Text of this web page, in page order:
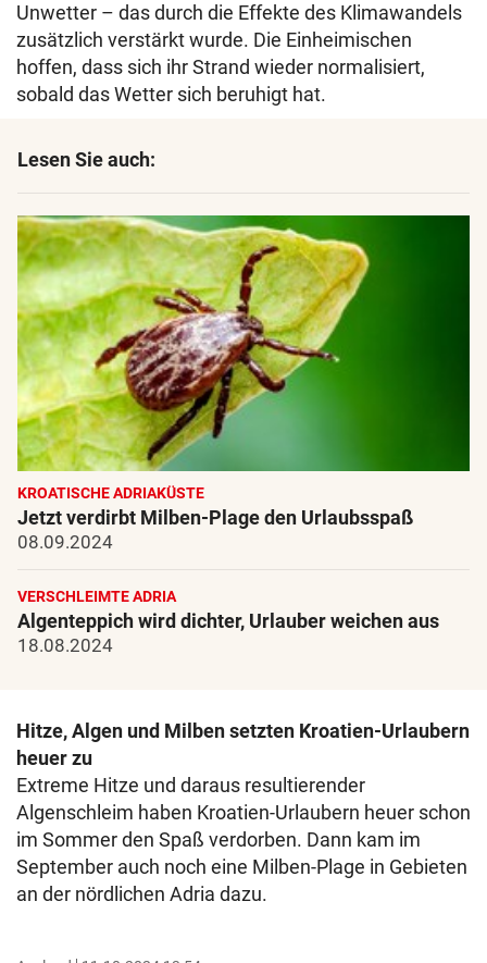
Unwetter – das durch die Effekte des Klimawandels
zusätzlich verstärkt wurde. Die Einheimischen
hoffen, dass sich ihr Strand wieder normalisiert,
sobald das Wetter sich beruhigt hat.
Lesen Sie auch:
KROATISCHE ADRIAKÜSTE
Jetzt verdirbt Milben-Plage den Urlaubsspaß
08.09.2024
VERSCHLEIMTE ADRIA
Algenteppich wird dichter, Urlauber weichen aus
18.08.2024
Hitze, Algen und Milben setzten Kroatien-Urlaubern
heuer zu
Extreme Hitze und daraus resultierender
Algenschleim haben Kroatien-Urlaubern heuer schon
im Sommer den Spaß verdorben. Dann kam im
September auch noch eine Milben-Plage in Gebieten
an der nördlichen Adria dazu.